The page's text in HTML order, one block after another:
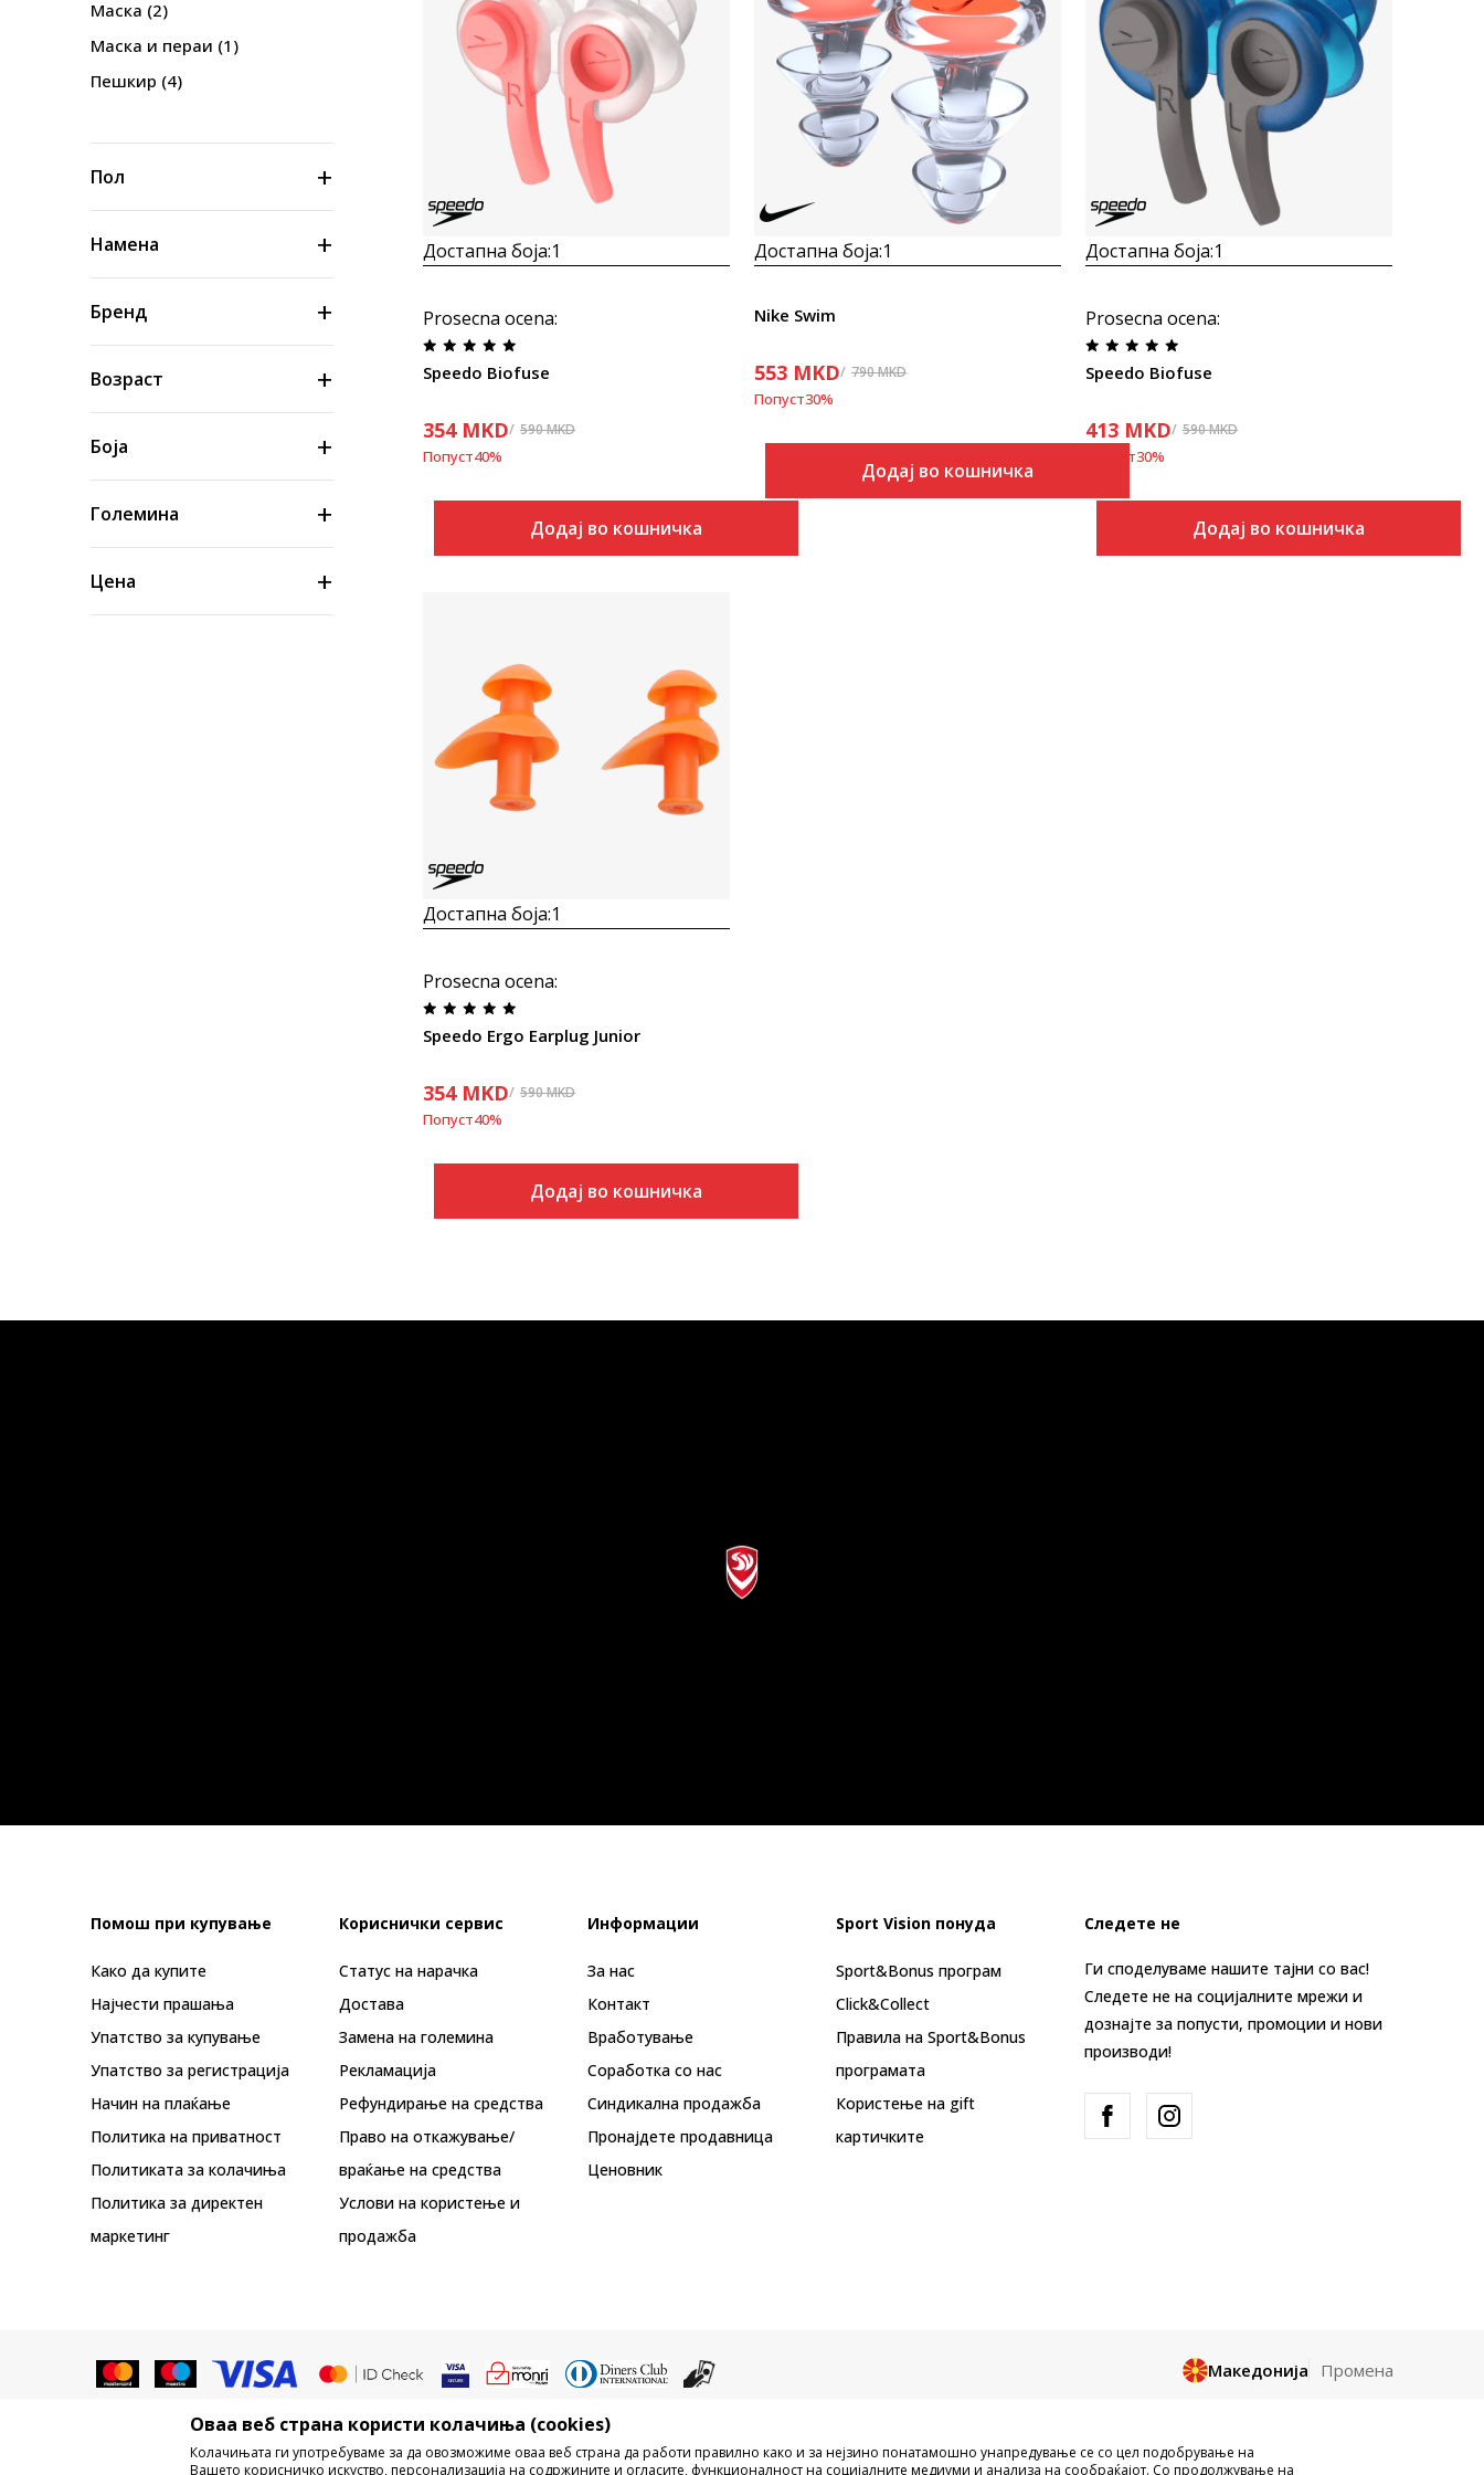
Маска (2)
Маска и пераи (1)
Пешкир (4)
Пол
Намена
Бренд
Возраст
Боја
Големина
Цена
Uporedi
Достапна боја:1
Prosecna ocena:
Speedo Biofuse
354 MKD 590MKD
Попуст40%
Додај во кошничка
Uporedi
Достапна боја:1
Nike Swim
553 MKD 790MKD
Попуст30%
Додај во кошничка
Uporedi
Достапна боја:1
Prosecna ocena:
Speedo Biofuse
413 MKD 590MKD
Попуст30%
Додај во кошничка
Uporedi
Достапна боја:1
Prosecna ocena:
Speedo Ergo Earplug Junior
354 MKD 590MKD
Попуст40%
Додај во кошничка
Помош при купување
Како да купите
Најчести прашања
Упатство за купување
Упатство за регистрација
Начин на плаќање
Политика на приватност
Политиката за колачиња
Политика за директен
маркетинг
Кориснички сервис
Статус на нарачка
Достава
Замена на големина
Рекламациja
Рефундирање на средства
Право на откажување/
враќање на средства
Услови на користење и
продажба
Информации
За нас
Контакт
Вработување
Соработка со нас
Синдикална продажба
Пронајдете продавница
Ценовник
Sport Vision понуда
Sport&Bonus програм
Click&Collect
Правила на Sport&Bonus
програмата
Користење на gift
картичките
Следете не
Ги споделуваме нашите тајни со вас!
Следете не на социјалните мрежи и
дознајте за попусти, промоции и нови
производи!
Македонија Промена
Не е дозволено превземање или користење на содржината од интернет страните на Sport Vision, делумно или целосно a се однесува на логоа,
трговски марки, комерцијални содржини, ниту истите да се отстапуваат на трети лица, јавно да се објавуваат или да се користат за било какви цели,
Оваа веб страна користи колачиња (cookies)
Колачињата ги употребуваме за да овозможиме оваа веб страна да работи правилно како и за нејзино понатамошно унапредување се со цел подобрување на
Вашето корисничко искуство, персонализација на содржините и огласите, функционалност на социјалните медиуми и анализа на сообраќајот. Со продолжување на